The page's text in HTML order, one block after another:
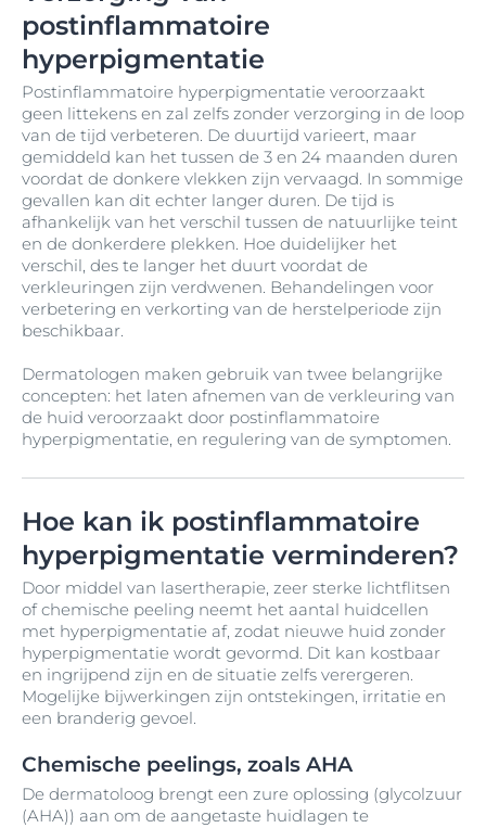
postinflammatoire
hyperpigmentatie
Postinflammatoire hyperpigmentatie veroorzaakt
geen littekens en zal zelfs zonder verzorging in de loop
van de tijd verbeteren. De duurtijd varieert, maar
gemiddeld kan het tussen de 3 en 24 maanden duren
voordat de donkere vlekken zijn vervaagd. In sommige
gevallen kan dit echter langer duren. De tijd is
afhankelijk van het verschil tussen de natuurlijke teint
en de donkerdere plekken. Hoe duidelijker het
verschil, des te langer het duurt voordat de
verkleuringen zijn verdwenen. Behandelingen voor
verbetering en verkorting van de herstelperiode zijn
beschikbaar.
Dermatologen maken gebruik van twee belangrijke
concepten: het laten afnemen van de verkleuring van
de huid veroorzaakt door postinflammatoire
hyperpigmentatie, en regulering van de symptomen.
Hoe kan ik postinflammatoire
hyperpigmentatie verminderen?
Door middel van lasertherapie, zeer sterke lichtflitsen
of chemische peeling neemt het aantal huidcellen
met hyperpigmentatie af, zodat nieuwe huid zonder
hyperpigmentatie wordt gevormd. Dit kan kostbaar
en ingrijpend zijn en de situatie zelfs verergeren.
Mogelijke bijwerkingen zijn ontstekingen, irritatie en
een branderig gevoel.
Chemische peelings, zoals AHA
De dermatoloog brengt een zure oplossing (glycolzuur
(AHA)) aan om de aangetaste huidlagen te